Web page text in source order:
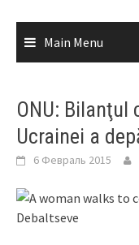
Main Menu
ONU:
Ucrainei a
6 Февраль 2015